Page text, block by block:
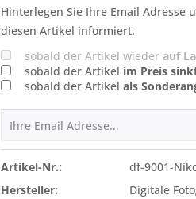
Hinterlegen Sie Ihre Email Adresse
diesen Artikel informiert.
sobald der Artikel wieder auf
sobald der Artikel im Preis
sobald der Artikel als
Artikel-Nr.:
df-9001-
Hersteller:
Digitale